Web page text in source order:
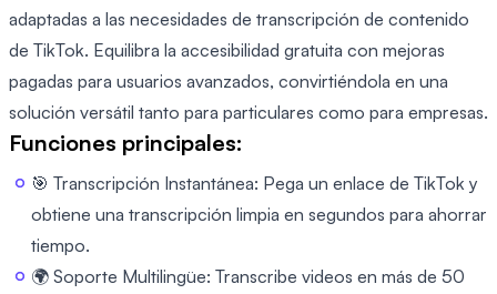
adaptadas a las necesidades de transcripción de contenido
de TikTok. Equilibra la accesibilidad gratuita con mejoras
pagadas para usuarios avanzados, convirtiéndola en una
solución versátil tanto para particulares como para empresas.
Funciones principales:
🎯 Transcripción Instantánea: Pega un enlace de TikTok y
obtiene una transcripción limpia en segundos para ahorrar
tiempo.
🌍 Soporte Multilingüe: Transcribe videos en más de 50